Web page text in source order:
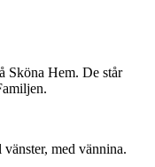
Sköna Hem. De står
med vännina.